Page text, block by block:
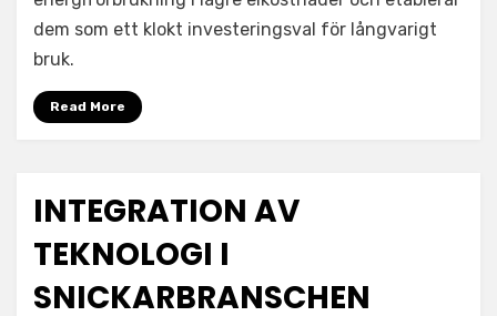
dem som ett klokt investeringsval för långvarigt
bruk.
Read More
INTEGRATION AV
TEKNOLOGI I
SNICKARBRANSCHEN